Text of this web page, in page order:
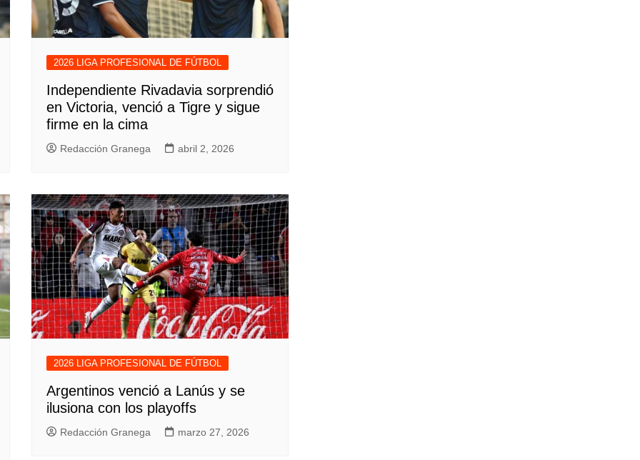
2026 LIGA PROFESIONAL DE FÚTBOL
Independiente Rivadavia sorprendió
en Victoria, venció a Tigre y sigue
firme en la cima
Redacción Granega abril 2, 2026
2026 LIGA PROFESIONAL DE FÚTBOL
Argentinos venció a Lanús y se
ilusiona con los playoffs
Redacción Granega marzo 27, 2026